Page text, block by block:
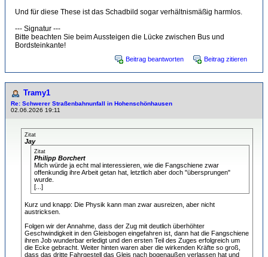
Und für diese These ist das Schadbild sogar verhältnismäßig harmlos.
--- Signatur ---
Bitte beachten Sie beim Aussteigen die Lücke zwischen Bus und
Bordsteinkante!
Beitrag beantworten Beitrag zitieren
Tramy1
Re: Schwerer Straßenbahnunfall in Hohenschönhausen
02.06.2026 19:11
Zitat
Jay
Zitat
Philipp Borchert
Mich würde ja echt mal interessieren, wie die Fangschiene zwar
offenkundig ihre Arbeit getan hat, letztlich aber doch "übersprungen"
wurde.
[...]
Kurz und knapp: Die Physik kann man zwar ausreizen, aber nicht
austricksen.
Folgen wir der Annahme, dass der Zug mit deutlich überhöhter
Geschwindigkeit in den Gleisbogen eingefahren ist, dann hat die Fangschiene
ihren Job wunderbar erledigt und den ersten Teil des Zuges erfolgreich um
die Ecke gebracht. Weiter hinten waren aber die wirkenden Kräfte so groß,
dass das dritte Fahrgestell das Gleis nach bogenaußen verlassen hat und